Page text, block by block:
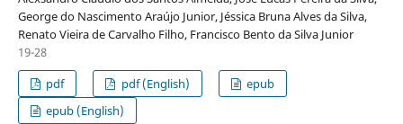
George do Nascimento Araújo Junior, Jéssica Bruna Alves da Silva,
Renato Vieira de Carvalho Filho, Francisco Bento da Silva Junior
19-28
pdf
pdf (English)
epub
epub (English)